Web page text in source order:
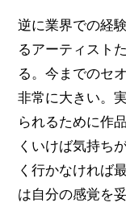
逆に業界での経
るアーティスト
る。今までのセ
非常に大きい。
られるために作
くいけば気持ち
く行かなければ
は自分の感覚を